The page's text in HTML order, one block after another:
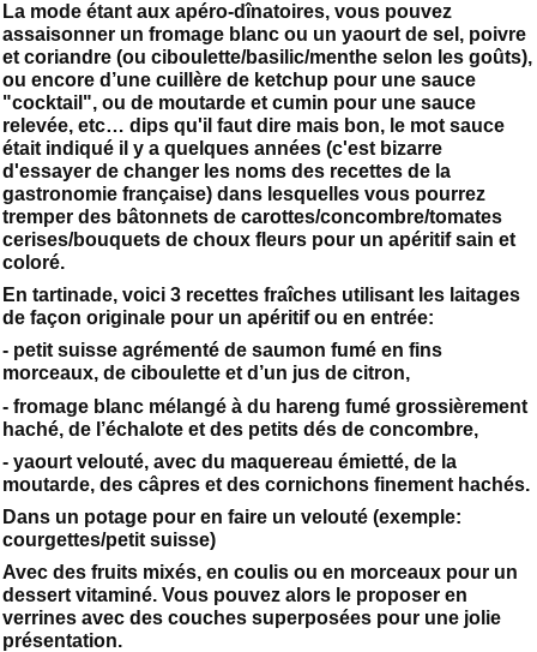
La mode étant aux apéro-dînatoires, vous pouvez
assaisonner un fromage blanc ou un yaourt de sel, poivre
et coriandre (ou ciboulette/basilic/menthe selon les goûts),
ou encore d’une cuillère de ketchup pour une sauce
"cocktail", ou de moutarde et cumin pour une sauce
relevée, etc… dips qu'il faut dire mais bon, le mot sauce
était indiqué il y a quelques années (c'est bizarre
d'essayer de changer les noms des recettes de la
gastronomie française) dans lesquelles vous pourrez
tremper des bâtonnets de carottes/concombre/tomates
cerises/bouquets de choux fleurs pour un apéritif sain et
coloré.
En tartinade, voici 3 recettes fraîches utilisant les laitages
de façon originale pour un apéritif ou en entrée:
- petit suisse agrémenté de saumon fumé en fins
morceaux, de ciboulette et d’un jus de citron,
- fromage blanc mélangé à du hareng fumé grossièrement
haché, de l’échalote et des petits dés de concombre,
- yaourt velouté, avec du maquereau émietté, de la
moutarde, des câpres et des cornichons finement hachés.
Dans un potage pour en faire un velouté (exemple:
courgettes/petit suisse)
Avec des fruits mixés, en coulis ou en morceaux pour un
dessert vitaminé. Vous pouvez alors le proposer en
verrines avec des couches superposées pour une jolie
présentation.